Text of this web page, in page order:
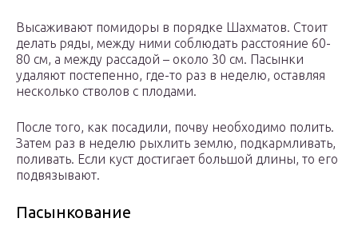
Высаживают помидоры в порядке Шахматов. Стоит
делать ряды, между ними соблюдать расстояние 60-
80 см, а между рассадой – около 30 см. Пасынки
удаляют постепенно, где-то раз в неделю, оставляя
несколько стволов с плодами.
После того, как посадили, почву необходимо полить.
Затем раз в неделю рыхлить землю, подкармливать,
поливать. Если куст достигает большой длины, то его
подвязывают.
Пасынкование